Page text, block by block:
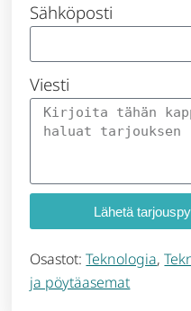
Sähköposti
Viesti
Lähetä
Osastot:Teknologia,
ja pöytäasemat